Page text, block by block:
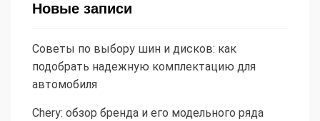
Новые записи
Советы по выбору шин и дисков: как
подобрать надежную комплектацию для
автомобиля
Chery: обзор бренда и его модельного ряда